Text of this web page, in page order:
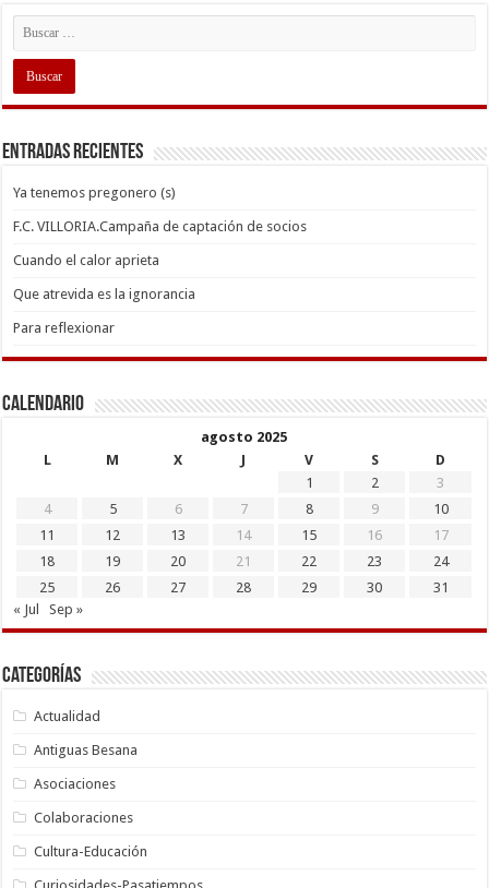
Entradas recientes
Ya tenemos pregonero (s)
F.C. VILLORIA.Campaña de captación de socios
Cuando el calor aprieta
Que atrevida es la ignorancia
Para reflexionar
Calendario
agosto 2025
L
M X J V S
D
1
2
3
4
5 6 7 8 9
10
11
12 13 14 15 16
17
18
19 20 21 22 23
24
25
26 27 28 29 30
31
« Jul
Sep »
Categorías
Actualidad
Antiguas Besana
Asociaciones
Colaboraciones
Cultura-Educación